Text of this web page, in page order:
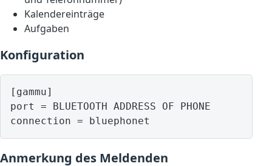
Kalendereinträge
Aufgaben
Konfiguration
[gammu]
port = BLUETOOTH ADDRESS OF PHONE
Anmerkung des Meldenden